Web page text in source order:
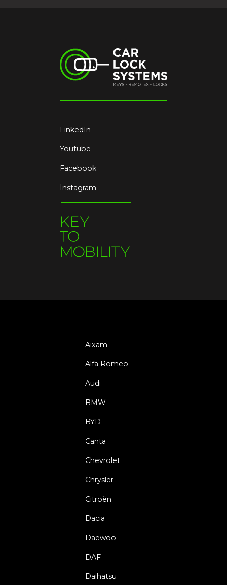
LinkedIn
Youtube
Facebook
Instagram
Aixam
Alfa Romeo
Audi
BMW
BYD
Canta
Chevrolet
Chrysler
Citroën
Dacia
Daewoo
DAF
Daihatsu